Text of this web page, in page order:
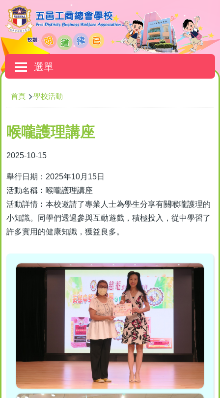
移至主內容
選單
Main
navigation
導
航
連
結
首頁 學校活動
喉嚨護理講座
2025-10-15
舉行日期：2025年10月15日
活動名稱︰喉嚨護理講座
活動詳情︰本校邀請了專業人士為學生分享有關喉嚨護理的
小知識。同學們透過參與互動遊戲，積極投入，從中學習了
許多實用的健康知識，獲益良多。